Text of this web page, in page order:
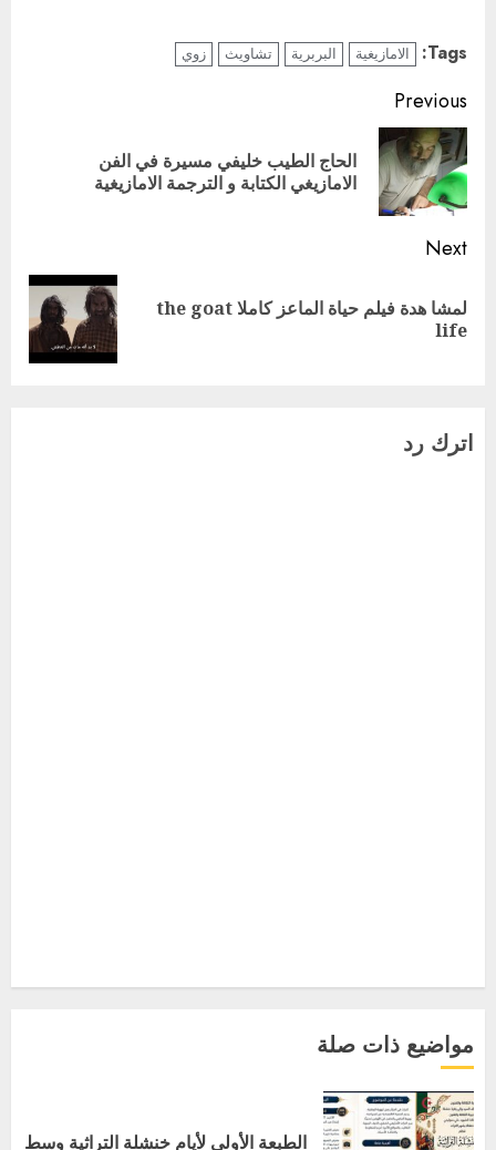
Tags: الامازيغية البربرية تشاويث زوي
Continue
Reading
Previous
الحاج الطيب خليفي مسيرة في الفن
الامازيغي الكتابة و الترجمة الامازيغية
Next
Next
post:
لمشا هدة فيلم حياة الماعز كاملا the goat
life
اترك رد
مواضيع ذات صلة
الطبعة الأولى لأيام خنشلة التراثية وسط